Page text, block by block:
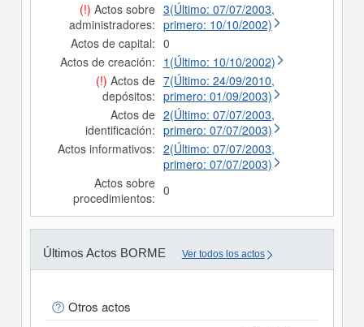
(!) Actos sobre
administradores:
3(Último: 07/07/2003,
primero: 10/10/2002)
Actos de capital: 0
Actos de creación: 1(Último: 10/10/2002)
(!) Actos de
depósitos:
7(Último: 24/09/2010,
primero: 01/09/2003)
Actos de
identificación:
2(Último: 07/07/2003,
primero: 07/07/2003)
Actos informativos: 2(Último: 07/07/2003,
primero: 07/07/2003)
Actos sobre
procedimientos: 0
Últimos Actos BORME Ver todos los actos
Otros actos